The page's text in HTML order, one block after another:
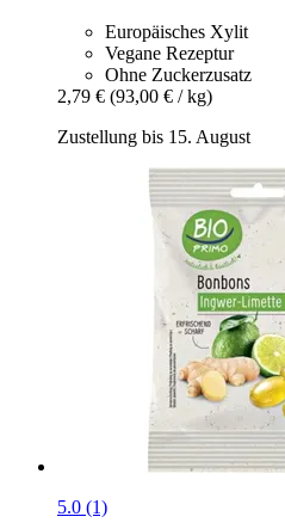
Europäisches Xylit
Vegane Rezeptur
Ohne Zuckerzusatz
2,79 € (93,00 € / kg)
Zustellung bis 15. August
5.0 (1)